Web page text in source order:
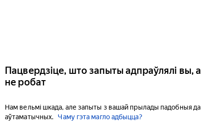
Пацвердзіце, што запыты адпраўлялі вы, а
не робат
Нам вельмі шкада, але запыты з вашай прылады падобныя да
аўтаматычных.
Чаму гэта магло адбыцца?